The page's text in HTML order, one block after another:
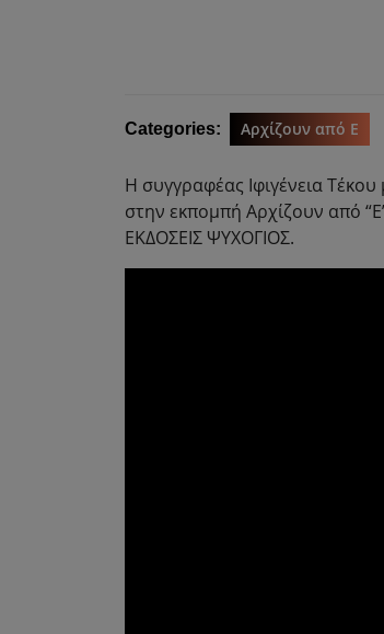
Categories: Αρχίζουν από Ε
Η συγγραφέας Ιφιγένεια
στην εκπομπή Αρχίζουν από
ΕΚΔΟΣΕΙΣ ΨΥΧΟΓΙΟΣ.